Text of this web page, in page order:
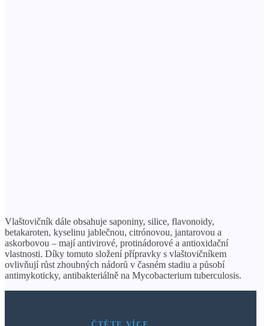
Vlaštovičník dále obsahuje saponiny, silice, flavonoidy,
betakaroten, kyselinu jablečnou, citrónovou, jantarovou a
askorbovou – mají antivirové, protinádorové a antioxidační
vlastnosti. Díky tomuto složení přípravky s vlaštovičníkem
ovlivňují růst zhoubných nádorů v časném stadiu a působí
antimykoticky, antibakteriálně na Mycobacterium tuberculosis.
ČTĚTE VÍCE